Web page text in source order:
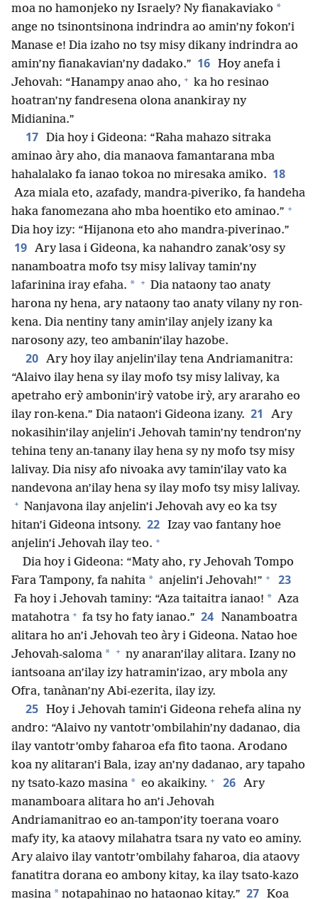
moa no hamonjeko ny Israely? Ny fianakaviako *
ange no tsinontsinona indrindra ao amin’ny fokon’i
Manase e! Dia izaho no tsy misy dikany indrindra ao
amin’ny fianakavian’ny dadako.” 16 Hoy anefa i
Jehovah: “Hanampy anao aho, + ka ho resinao
hoatran’ny fandresena olona anankiray ny
Midianina.”
17 Dia hoy i Gideona: “Raha mahazo sitraka
aminao àry aho, dia manaova famantarana mba
hahalalako fa ianao tokoa no miresaka amiko. 18
Aza miala eto, azafady, mandra-piveriko, fa handeha
haka fanomezana aho mba hoentiko eto aminao.” +
Dia hoy izy: “Hijanona eto aho mandra-piverinao.”
19 Ary lasa i Gideona, ka nahandro zanak’osy sy
nanamboatra mofo tsy misy lalivay tamin’ny
lafarinina iray efaha. * + Dia nataony tao anaty
harona ny hena, ary nataony tao anaty vilany ny ron-
kena. Dia nentiny tany amin’ilay anjely izany ka
narosony azy, teo ambanin’ilay hazobe.
20 Ary hoy ilay anjelin’ilay tena Andriamanitra:
“Alaivo ilay hena sy ilay mofo tsy misy lalivay, ka
apetraho erỳ ambonin’irỳ vatobe irỳ, ary araraho eo
ilay ron-kena.” Dia nataon’i Gideona izany. 21
Ary
nokasihin’ilay anjelin’i Jehovah tamin’ny tendron’ny
tehina teny an-tanany ilay hena sy ny mofo tsy misy
lalivay. Dia nisy afo nivoaka avy tamin’ilay vato ka
nandevona an’ilay hena sy ilay mofo tsy misy lalivay.
+ Nanjavona ilay anjelin’i Jehovah avy eo ka tsy
hitan’i Gideona intsony. 22 Izay vao fantany hoe
anjelin’i Jehovah ilay teo. +
Dia hoy i Gideona: “Maty aho, ry Jehovah Tompo
Fara Tampony, fa nahita * anjelin’i Jehovah!” + 23
Fa hoy i Jehovah taminy: “Aza taitaitra ianao! * Aza
matahotra + fa tsy ho faty ianao.” 24 Nanamboatra
alitara ho an’i Jehovah teo àry i Gideona. Natao hoe
Jehovah-saloma * + ny anaran’ilay alitara. Izany no
iantsoana an’ilay izy hatramin’izao, ary mbola any
Ofra, tanànan’ny Abi-ezerita, ilay izy.
25 Hoy i Jehovah tamin’i Gideona rehefa alina ny
andro: “Alaivo ny vantotr’ombilahin’ny dadanao, dia
ilay vantotr’omby faharoa efa fito taona. Arodano
koa ny alitaran’i Bala, izay an’ny dadanao, ary tapaho
ny tsato-kazo masina * eo akaikiny. + 26 Ary
manamboara alitara ho an’i Jehovah
Andriamanitrao eo an-tampon’ity toerana voaro
mafy ity, ka ataovy milahatra tsara ny vato eo aminy.
Ary alaivo ilay vantotr’ombilahy faharoa, dia ataovy
fanatitra dorana eo ambony kitay, ka ilay tsato-kazo
masina * notapahinao no hataonao kitay.” 27 Koa